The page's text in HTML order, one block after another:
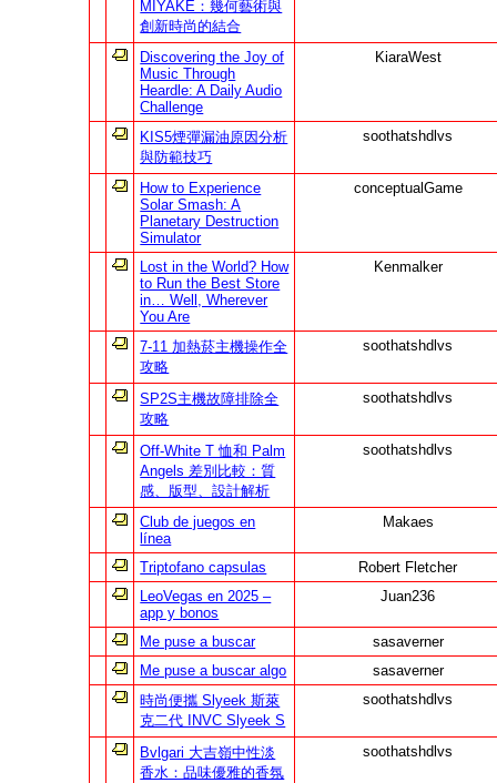
MIYAKE：幾何藝術與
創新時尚的結合
Discovering the Joy of
Music Through
Heardle: A Daily Audio
Challenge
KiaraWest
KIS5煙彈漏油原因分析
與防範技巧
soothatshdlvs
How to Experience
Solar Smash: A
Planetary Destruction
Simulator
conceptualGame
Lost in the World? How
to Run the Best Store
in… Well, Wherever
You Are
Kenmalker
7-11 加熱菸主機操作全
攻略
soothatshdlvs
SP2S主機故障排除全
攻略
soothatshdlvs
Off-White T 恤和 Palm
Angels 差別比較：質
感、版型、設計解析
soothatshdlvs
Club de juegos en
línea
Makaes
Triptofano capsulas
Robert Fletcher
LeoVegas en 2025 –
app y bonos
Juan236
Me puse a buscar
sasaverner
Me puse a buscar algo
sasaverner
時尚便攜 Slyeek 斯萊
克二代 INVC Slyeek S
soothatshdlvs
Bvlgari 大吉嶺中性淡
香水：品味優雅的香氛
soothatshdlvs